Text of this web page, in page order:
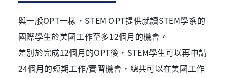
與一般OPT一樣，STEM OPT提供就讀STEM學系的
國際學生於美國工作至多12個月的機會。
差別於完成12個月的OPT後，STEM學生可以再申請
24個月的短期工作/實習機會，總共可以在美國工作